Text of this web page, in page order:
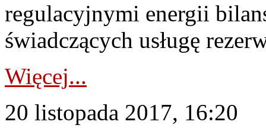
regulacyjnymi energii
świadczących usługę
Więcej...
20 listopada 2017, 16:20